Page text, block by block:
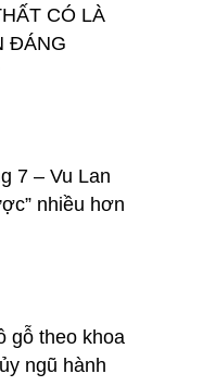
CÓ LÀ
ĐÁNG
7 – Vu Lan
nhiều hơn
gỗ theo khoa
ngũ hành